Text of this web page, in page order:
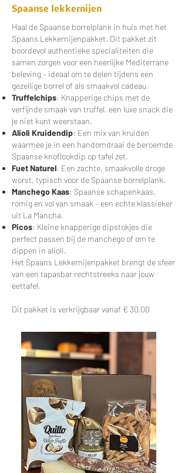
Haal de Spaanse borrelplank in huis met het
Spaans Lekkernijenpakket. Dit pakket zit
boordevol authentieke specialiteiten die
samen zorgen voor een heerlijke Mediterrane
beleving – ideaal om te delen tijdens een
gezellige borrel of als smaakvol cadeau.
Truffelchips: Knapperige chips met de
verfijnde smaak van truffel, een luxe snack die
je niet kunt weerstaan.
Alioli Kruidendip: Een mix van kruiden
waarmee je in een handomdraai de beroemde
Spaanse knoflookdip op tafel zet.
Fuet Naturel: Een zachte, smaakvolle droge
worst, typisch voor de Spaanse borrelplank.
Manchego Kaas: Spaanse schapenkaas,
romig en vol van smaak – een echte klassieker
uit La Mancha.
Picos: Kleine knapperige dipstokjes die
perfect passen bij de manchego of om te
dippen in alioli.
Het Spaans Lekkernijenpakket brengt de sfeer
van een tapasbar rechtstreeks naar jouw
eettafel.
Dit pakket is verkrijgbaar vanaf € 30,00
Spaanse lekkernijen